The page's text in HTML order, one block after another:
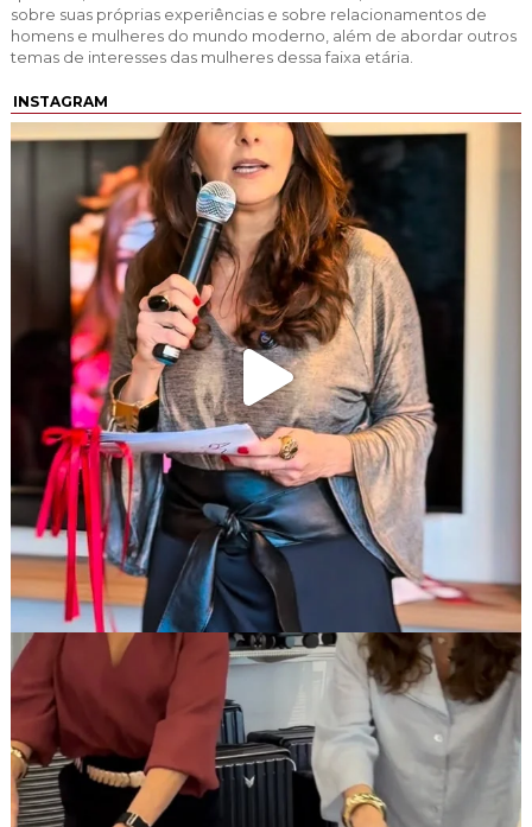
sobre suas próprias experiências e sobre relacionamentos de
homens e mulheres do mundo moderno, além de abordar outros
temas de interesses das mulheres dessa faixa etária.
INSTAGRAM